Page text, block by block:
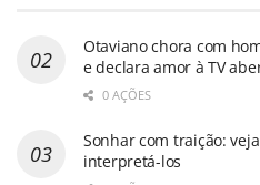
Otaviano chora com
e declara amor à TV
0 AÇÕES
Sonhar com traição:
interpretá-los